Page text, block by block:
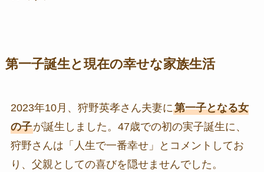
第一子誕生と現在の幸せな家族生活
2023年10月、狩野英孝さん夫妻に第一子となる女
の子が誕生しました。47歳での初の実子誕生に、
狩野さんは「人生で一番幸せ」とコメントしてお
り、父親としての喜びを隠せませんでした。